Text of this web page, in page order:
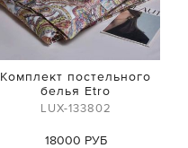
Комплект постельного
белья Etro
LUX-133802
18000 РУБ